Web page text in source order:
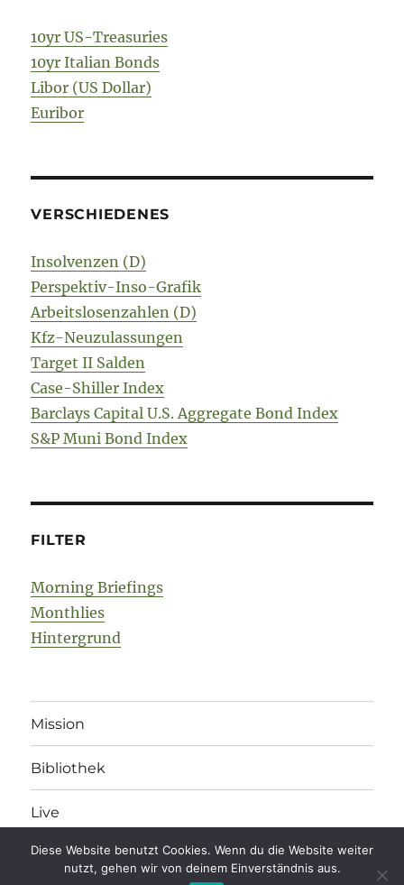
10yr US-Treasuries
10yr Italian Bonds
Libor (US Dollar)
Euribor
VERSCHIEDENES
Insolvenzen (D)
Perspektiv-Inso-Grafik
Arbeitslosenzahlen (D)
Kfz-Neuzulassungen
Target II Salden
Case-Shiller Index
Barclays Capital U.S. Aggregate Bond Index
S&P Muni Bond Index
FILTER
Morning Briefings
Monthlies
Hintergrund
Mission
Bibliothek
Live
legonomics Impressum/Datenschutz/
Diese Website benutzt Cookies. Wenn du die Website weiter
nutzt, gehen wir von deinem Einverständnis aus.